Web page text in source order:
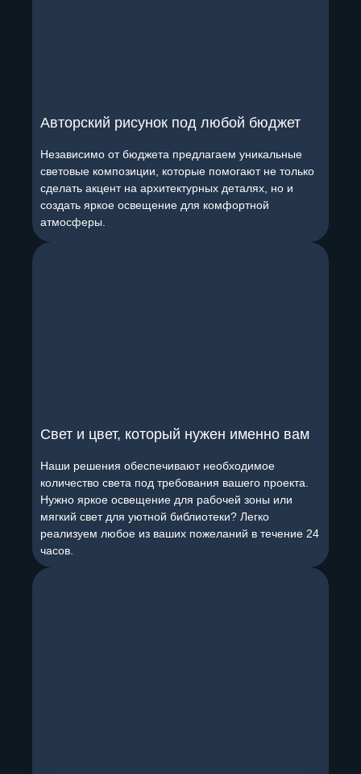
Авторский рисунок под любой бюджет
Независимо от бюджета предлагаем уникальные
световые композиции, которые помогают не только
сделать акцент на архитектурных деталях, но и
создать яркое освещение для комфортной
атмосферы.
Свет и цвет, который нужен именно вам
Наши решения обеспечивают необходимое
количество света под требования вашего проекта.
Нужно яркое освещение для рабочей зоны или
мягкий свет для уютной библиотеки? Легко
реализуем любое из ваших пожеланий в течение 24
часов.